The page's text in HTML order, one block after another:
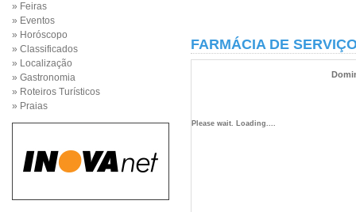
» Feiras
» Eventos
» Horóscopo
» Classificados
» Localização
» Gastronomia
» Roteiros Turísticos
» Praias
FARMÁCIA DE
Please wait. Loading....